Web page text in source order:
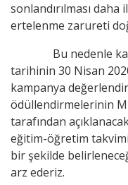
sonlandırılması
ertelenme zarureti
Bu nedenle
tarihinin 30 Nisan
kampanya
ödüllendirmelerinin
tarafından
eğitim-öğretim
bir şekilde
arz ederiz.